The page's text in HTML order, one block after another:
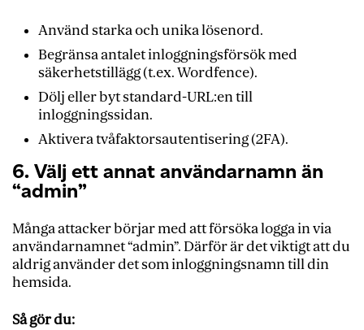
Använd starka och unika lösenord.
Begränsa antalet inloggningsförsök med
säkerhetstillägg (t.ex. Wordfence).
Dölj eller byt standard-URL:en till
inloggningssidan.
Aktivera tvåfaktorsautentisering (2FA).
6. Välj ett annat användarnamn än
“admin”
Många attacker börjar med att försöka logga in via
användarnamnet “admin”. Därför är det viktigt att du
aldrig använder det som inloggningsnamn till din
hemsida.
Så gör du: